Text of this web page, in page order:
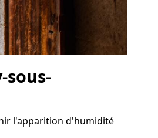
l'apparition d'humidité